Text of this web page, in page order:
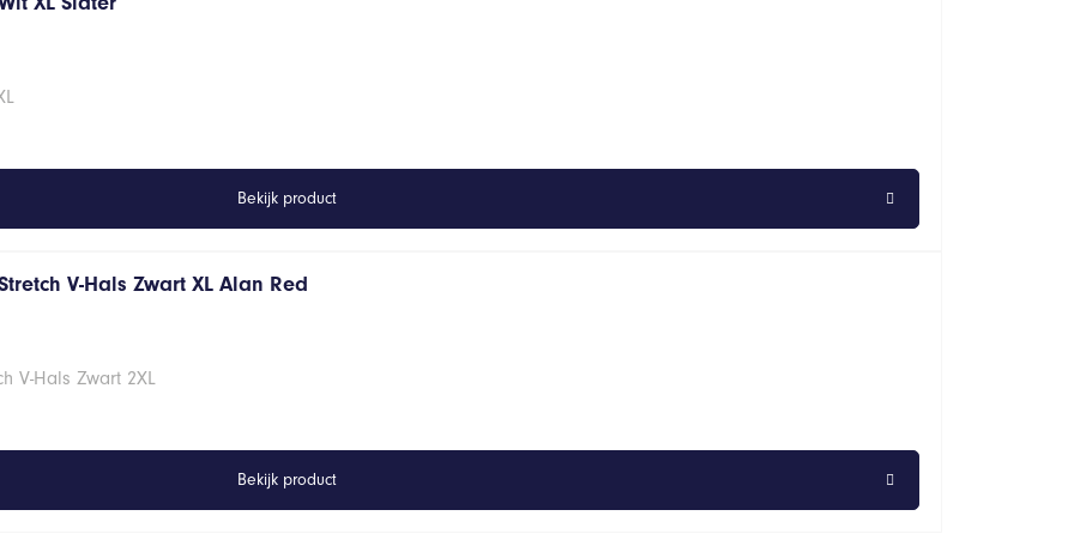
Bekijk product
V-Hals Zwart XL Alan Red
V-Hals Zwart 2XL
Bekijk product